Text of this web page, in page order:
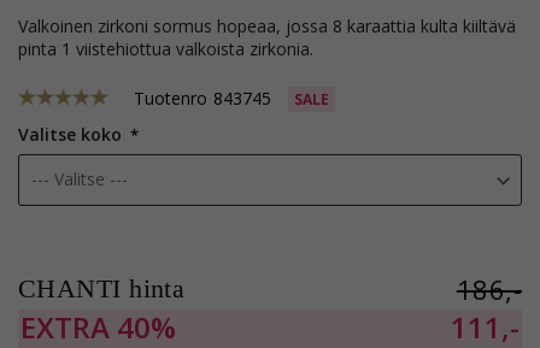
valkoinen zirkoni sormus hopeaa, jossa 8 karaattia kulta kiiltävä
pinta 1 viistehiottua valkoista zirkonia.
Tuotenro 843745 SALE
Valitse koko
CHANTI hinta 186,-
EXTRA 40% 111,-